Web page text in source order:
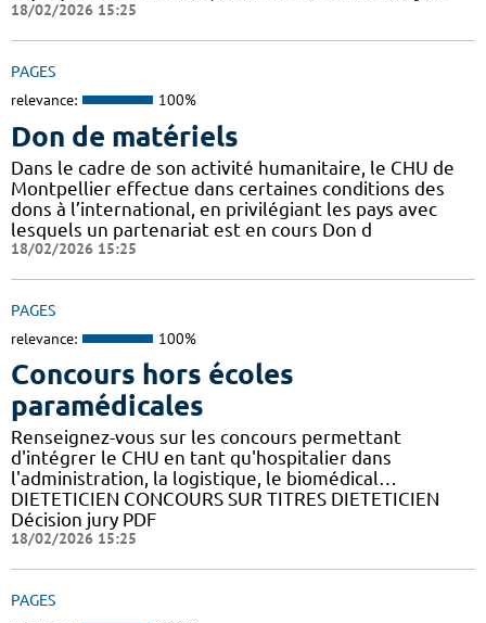
18/02/2026 15:25
PAGES
relevance: 100%
Don de matériels
Dans le cadre de son activité humanitaire, le CHU de
Montpellier effectue dans certaines conditions des
dons à l’international, en privilégiant les pays avec
lesquels un partenariat est en cours Don d
18/02/2026 15:25
PAGES
relevance: 100%
Concours hors écoles
paramédicales
Renseignez-vous sur les concours permettant
d'intégrer le CHU en tant qu'hospitalier dans
l'administration, la logistique, le biomédical…
DIETETICIEN CONCOURS SUR TITRES DIETETICIEN
Décision jury PDF
18/02/2026 15:25
PAGES